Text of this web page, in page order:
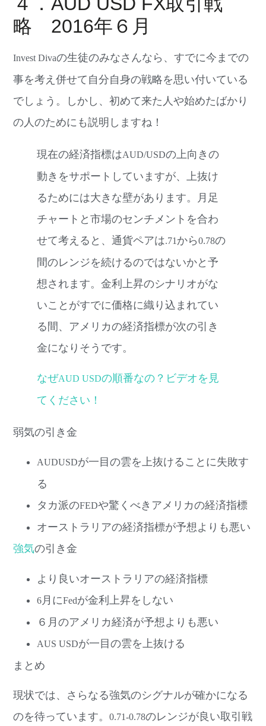
略 2016年６月
Invest Divaの生徒のみなさんなら、すでに今までの
事を考え併せて自分自身の戦略を思い付いている
でしょう。しかし、初めて来た人や始めたばかり
の人のためにも説明しますね！
現在の経済指標はAUD/USDの上向きの
動きをサポートしていますが、上抜け
るためには大きな壁があります。月足
チャートと市場のセンチメントを合わ
せて考えると、通貨ペアは.71から0.78の
間のレンジを続けるのではないかと予
想されます。金利上昇のシナリオがな
いことがすでに価格に織り込まれてい
る間、アメリカの経済指標が次の引き
金になりそうです。
なぜAUD USDの順番なの？ビデオを見
てください！
弱気の引き金
AUDUSDが一目の雲を上抜けることに失敗す
る
タカ派のFEDや驚くべきアメリカの経済指標
オーストラリアの経済指標が予想よりも悪い
強気の引き金
より良いオーストラリアの経済指標
6 月にFedが金利上昇をしない
６月のアメリカ経済が予想よりも悪い
AUS USDが一目の雲を上抜ける
まとめ
現状では、さらなる強気のシグナルが確かになる
のを待っています。0.71-0.78のレンジが良い取引戦